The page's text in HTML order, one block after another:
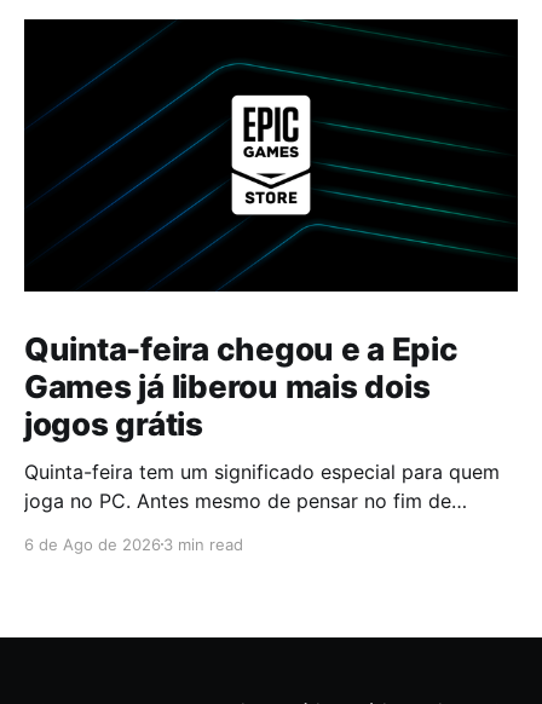
Quinta-feira chegou e a Epic
Games já liberou mais dois
jogos grátis
Quinta-feira tem um significado especial para quem
joga no PC. Antes mesmo de pensar no fim de
descobrir quais serão os próximos jogos a entrar na
diferentes,
6 de Ago de 2026 3 min read